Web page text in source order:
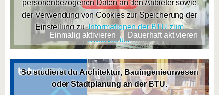
personenbezogenen Daten an den Anbieter sowie
der Verwendung von Cookies zur Speicherung der
Einstellung zu.Informationen der BTU zum
Datenschutz
Einmalig aktivieren Dauerhaft aktivieren
So studierst du Architektur, Bauingenieurwesen
oder Stadtplanung an der BTU.